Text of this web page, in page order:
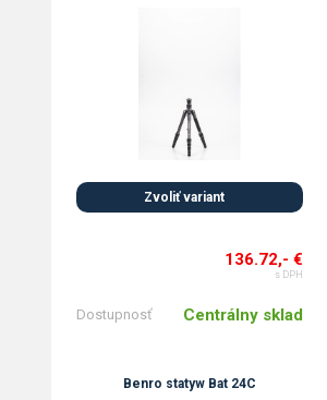
Zvoliť variant
136.72,- €
s DPH
Dostupnosť Centrálny sklad
Benro statyw Bat 24C